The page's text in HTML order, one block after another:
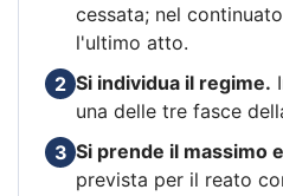
cessata; nel
l'ultimo atto.
2 Si individua il regime.
una delle tre fasce
3 Si prende il massimo
prevista per il reato